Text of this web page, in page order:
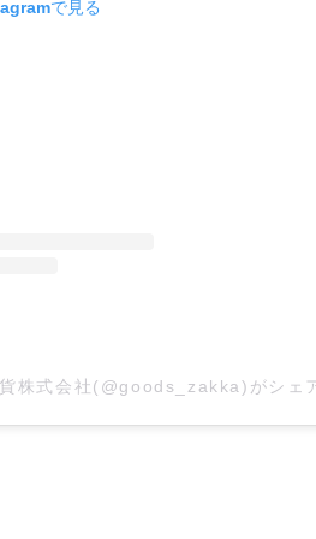
で見る
株式会社(@goods_zakka)がシェ